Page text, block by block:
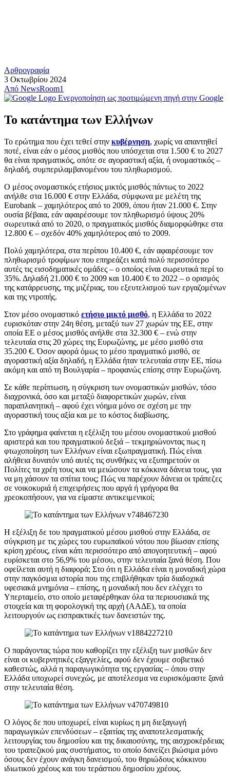
Αρθρογραφία
3 Οκτωβρίου 2024
Από NewsRoom1
Ενεργοποίηση ως προτιμώμενη πηγή στην Google
Το κατάντημα των Ελλήνων
Το ερώτημα που έχει τεθεί στην κυβέρνηση, χωρίς να απαντηθεί
ποτέ, είναι εάν ο μέσος μισθός που υπόσχεται στα 1.500 € το 2027
θα είναι πραγματικός, οπότε σε αγοραστική αξία, ή ονομαστικός –
δηλαδή, συμπεριλαμβανομένου του πληθωρισμού.
Ο μέσος ονομαστικός ετήσιος μικτός μισθός πάντως το 2022
ανήλθε στα 16.000 € στην Ελλάδα, σύμφωνα με μελέτη της
Eurobank – χαμηλότερος από το 2009, όπου ήταν 21.000 €. Στην
ουσία βέβαια, εάν αφαιρέσουμε τον πληθωρισμό ύψους 20%
σωρευτικά από το 2020, ο πραγματικός μισθός διαμορφώθηκε στα
12.800 € – σχεδόν 40% χαμηλότερος από το 2009.
Πολύ χαμηλότερα, στα περίπου 10.400 €, εάν αφαιρέσουμε τον
πληθωρισμό τροφίμων που επηρεάζει κατά πολύ περισσότερο
αυτές τις εισοδηματικές ομάδες – ο οποίος είναι σωρευτικά περί το
35%. Δηλαδή 21.000 € το 2009 και 10.400 € το 2022 – ο ορισμός
της κατάρρευσης, της μιζέριας, του εξευτελισμού των εργαζομένων
και της ντροπής.
Στον μέσο ονομαστικό ετήσιο μικτό μισθό, η Ελλάδα το 2022
ευρισκόταν στην 24η θέση, μεταξύ των 27 χωρών της ΕΕ, στην
οποία ΕΕ ο μέσος μισθός ανήλθε στα 32.300 € – ενώ στην
τελευταία στις 20 χώρες της Ευρωζώνης, με μέσο μισθό στα
35.200 €. Όσον αφορά όμως το μέσο πραγματικό μισθό, σε
αγοραστική αξία δηλαδή, η Ελλάδα ήταν τελευταία στην ΕΕ, πίσω
ακόμη και από τη Βουλγαρία – προφανώς επίσης στην Ευρωζώνη.
Σε κάθε περίπτωση, η σύγκριση των ονομαστικών μισθών, τόσο
διαχρονικά, όσο και μεταξύ διαφορετικών χωρών, είναι
παραπλανητική – αφού έχει νόημα μόνο σε σχέση με την
αγοραστική τους αξία και με το κόστος διαβίωσης.
Στο γράφημα φαίνεται η εξέλιξη του μέσου ονομαστικού μισθού
αριστερά και του πραγματικού δεξιά – τεκμηριώνοντας πως η
φτωχοποίηση των Ελλήνων είναι εξωπραγματική. Πώς είναι
αλήθεια δυνατόν υπό αυτές τις συνθήκες να εξυπηρετούν οι
Πολίτες τα χρέη τους και να μειώσουν τα κόκκινα δάνεια τους, για
να μη χάσουν τα σπίτια τους; Πώς να παρέχουν δάνεια οι τράπεζες
σε νοικοκυριά ή επιχειρήσεις που αργά ή γρήγορα θα
χρεοκοπήσουν, για να είμαστε αντικειμενικοί;
Η εξέλιξη δε του πραγματικού μέσου μισθού στην Ελλάδα, σε
σύγκριση με τις χώρες του ευρωπαϊκού νότου που βίωσαν επίσης
κρίση χρέους, είναι κάτι περισσότερο από απογοητευτική – αφού
ευρίσκεται στο 56,9% του μέσου, στην τελευταία ξανά θέση. Που
οφείλεται αυτή η διαφορά; Στο ότι η Ελλάδα είναι η μοναδική χώρα
στην παγκόσμια ιστορία που της επιβλήθηκαν τρία διαδοχικά
υφεσιακά μνημόνια – επίσης, η μοναδική που δεν ελέγχει το
Υπερταμείο, στο οποίο μεταφέρθηκαν όλα τα περιουσιακά της
στοιχεία και τη φορολογική της αρχή (ΑΑΔΕ), τα οποία
λειτουργούν ως εισπρακτικές των δανειστών της.
Ο παράγοντας τώρα που καθορίζει την εξέλιξη των μισθών δεν
είναι οι κυβερνητικές εξαγγελίες, αφού δεν έχουμε σοβιετικό
καθεστώς, αλλά η παραγωγικότητα της εργασίας – όπου στην
Ελλάδα υποχωρεί συνεχώς, με αποτέλεσμα να ευρισκόμαστε ξανά
στην τελευταία θέση.
Ο λόγος δε που υποχωρεί, είναι κυρίως η μη διεξαγωγή
παραγωγικών επενδύσεων – εξαιτίας της αναποτελεσματικής
λειτουργίας του δημοσίου και της δικαιοσύνης, της αισχροκέρδειας
του τραπεζικού μας συστήματος, το οποίο δανείζει βιώσιμα μόνο
όσους δεν έχουν ανάγκη δανεισμού, του θηριώδους κόκκινου
ιδιωτικού χρέους και του τεράστιου δημοσίου χρέους.